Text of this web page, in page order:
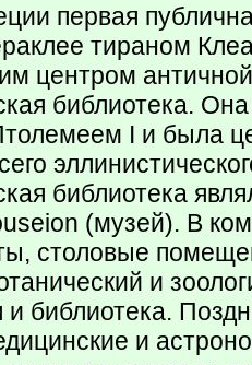
первая
тираном
центром
библиотека.
I и была
библиотека
(музей). В
столовые
и
и библиотека.
и